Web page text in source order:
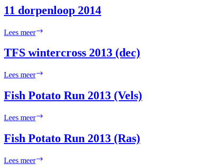
windmolenloop
2014
11 dorpenloop 2014
Lees meer
2014
TFS wintercross 2013 (dec)
Lees meer
(dec)
Fish Potato Run 2013 (Vels)
Lees meer
2013
Fish Potato Run 2013 (Ras)
Lees meer